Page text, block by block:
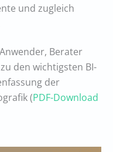
und zugleich
Berater
den wichtigsten BI-
der
(PDF-Download